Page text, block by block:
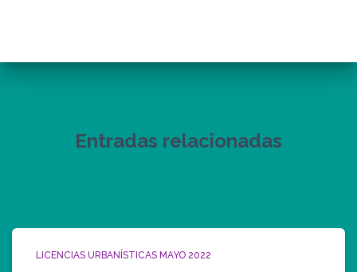
Entradas relacionadas
LICENCIAS URBANÍSTICAS MAYO 2022